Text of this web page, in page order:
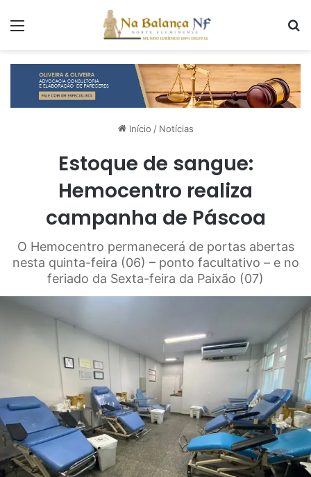
Início / Notícias
Estoque de sangue:
Hemocentro realiza
campanha de Páscoa
O Hemocentro permanecerá de portas abertas
nesta quinta-feira (06) – ponto facultativo – e no
feriado da Sexta-feira da Paixão (07)